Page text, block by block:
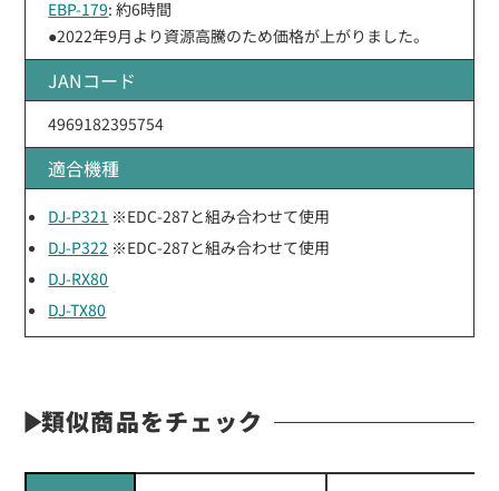
EBP-179: 約6時間
●2022年9月より資源高騰のため価格が上がりました。
JANコード
4969182395754
適合機種
DJ-P321 ※EDC-287と組み合わせて使用
DJ-P322 ※EDC-287と組み合わせて使用
DJ-RX80
DJ-TX80
類似商品をチェック